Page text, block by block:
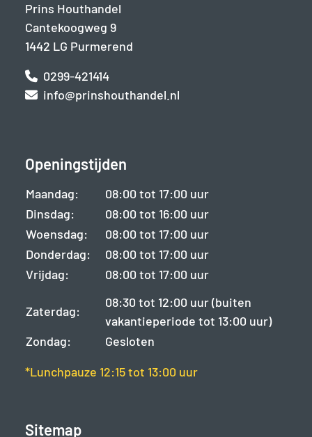
Prins Houthandel
Cantekoogweg 9
1442 LG Purmerend
0299-421414
info@prinshouthandel.nl
Openingstijden
Maandag:
08:00 tot 17:00 uur
Dinsdag:
08:00 tot 16:00 uur
Woensdag:
08:00 tot 17:00 uur
Donderdag:
08:00 tot 17:00 uur
Vrijdag:
08:00 tot 17:00 uur
Zaterdag:
08:30 tot 12:00 uur (buiten
vakantieperiode tot 13:00 uur)
Zondag:
Gesloten
*Lunchpauze 12:15 tot 13:00 uur
Sitemap